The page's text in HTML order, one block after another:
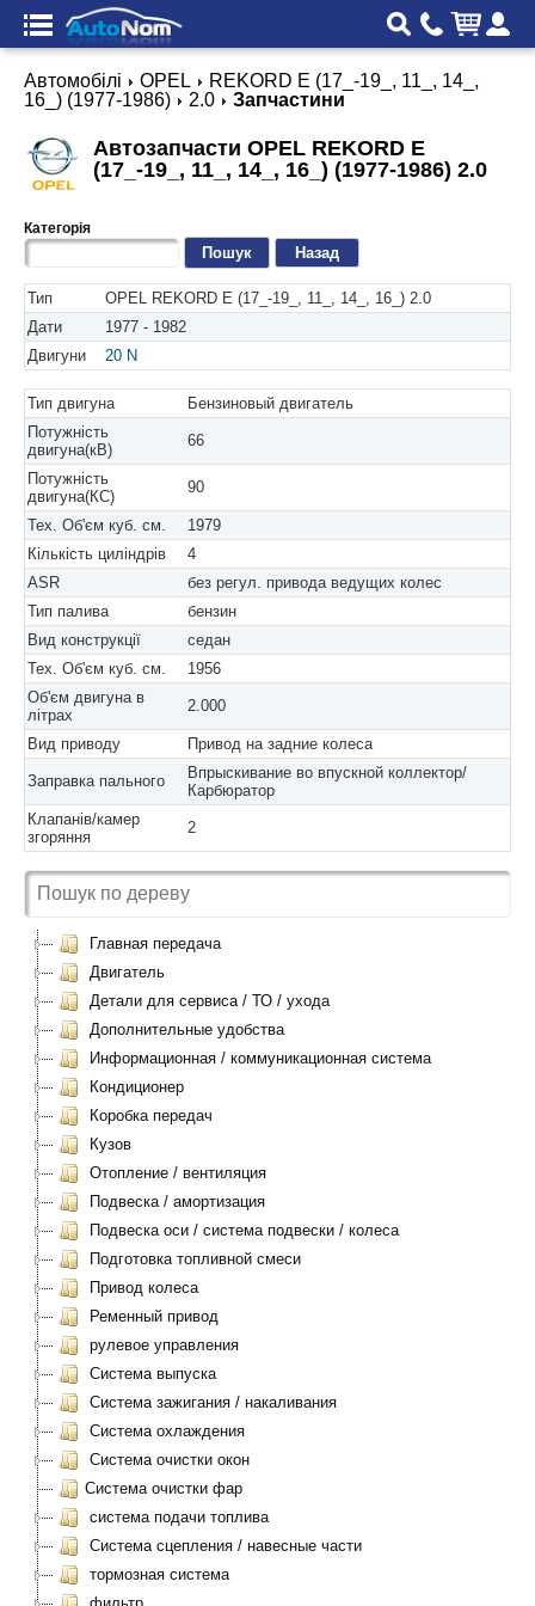
Автомобілі OPEL
REKORD E (17_-19_, 11_, 14_,
16_) (1977-1986)
2.0 Запчастини
Автозапчасти OPEL REKORD E
(17_-19_, 11_, 14_, 16_) (1977-1986) 2.0
Категорія
Назад
Тип
OPEL REKORD E (17_-19_, 11_, 14_, 16_) 2.0
Дати
1977 - 1982
Двигуни
20 N
Тип двигуна
Бензиновый двигатель
Потужність
двигуна(кВ)
66
Потужність
двигуна(КС)
90
Тех. Об'єм куб. см.
1979
Кількість циліндрів
4
ASR
без регул. привода ведущих колес
Тип палива
бензин
Вид конструкції
седан
Тех. Об'єм куб. см.
1956
Об'єм двигуна в
літрах
2.000
Вид приводу Привод на задние колеса
Заправка пального
Впрыскивание во впускной коллектор/
Карбюратор
Клапанів/камер
згоряння
2
Главная передача
Двигатель
Детали для сервиса / ТО / ухода
Дополнительные удобства
Информационная / коммуникационная система
Кондиционер
Коробка передач
Кузов
Отопление / вентиляция
Подвеска / амортизация
Подвеска оси / система подвески / колеса
Подготовка топливной смеси
Привод колеса
Ременный привод
рулевое управления
Система выпуска
Система зажигания / накаливания
Система охлаждения
Система очистки окон
Система очистки фар
система подачи топлива
Система сцепления / навесные части
тормозная система